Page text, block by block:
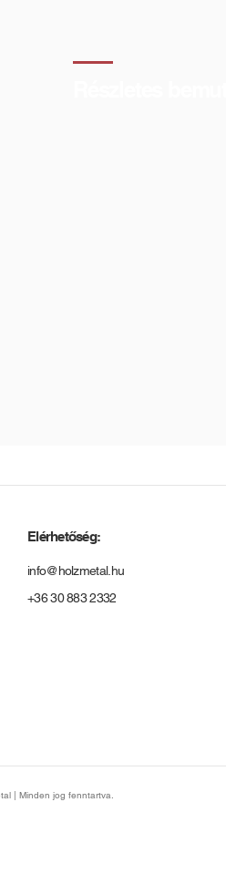
Elérhetőség:
info@holzmetal.hu
+36 30 883 2332
| Minden jog fenntartva.